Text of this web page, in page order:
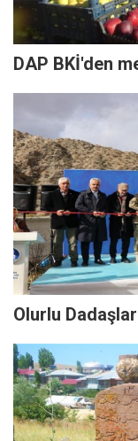
DAP BKİ'den
Olurlu